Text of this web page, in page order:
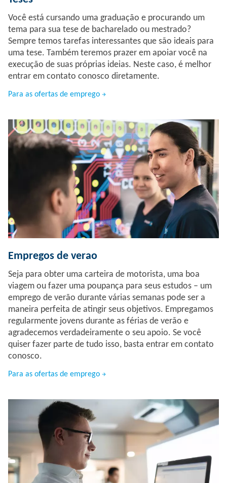
Você está cursando uma graduação e procurando um
tema para sua tese de bacharelado ou mestrado?
Sempre temos tarefas interessantes que são ideais para
uma tese. Também teremos prazer em apoiar você na
execução de suas próprias ideias. Neste caso, é melhor
entrar em contato conosco diretamente.
Para as ofertas de emprego
Empregos de verao
Seja para obter uma carteira de motorista, uma boa
viagem ou fazer uma poupança para seus estudos – um
emprego de verão durante várias semanas pode ser a
maneira perfeita de atingir seus objetivos. Empregamos
regularmente jovens durante as férias de verão e
agradecemos verdadeiramente o seu apoio. Se você
quiser fazer parte de tudo isso, basta entrar em contato
conosco.
Para as ofertas de emprego